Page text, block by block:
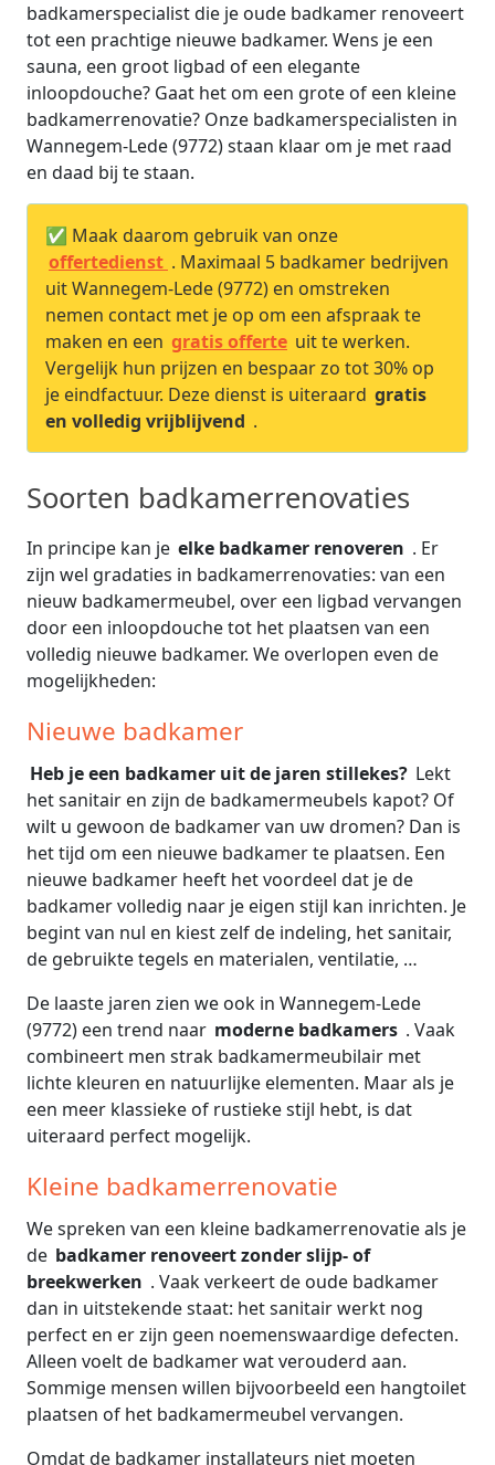
badkamerspecialist die je oude badkamer renoveert
tot een prachtige nieuwe badkamer. Wens je een
sauna, een groot ligbad of een elegante
inloopdouche? Gaat het om een grote of een kleine
badkamerrenovatie? Onze badkamerspecialisten in
Wannegem-Lede (9772) staan klaar om je met raad
en daad bij te staan.
✅ Maak daarom gebruik van onze
offertedienst . Maximaal 5 badkamer bedrijven
uit Wannegem-Lede (9772) en omstreken
nemen contact met je op om een afspraak te
maken en een gratis offerte uit te werken.
Vergelijk hun prijzen en bespaar zo tot 30% op
je eindfactuur. Deze dienst is uiteraard gratis
en volledig vrijblijvend .
Soorten badkamerrenovaties
In principe kan je elke badkamer renoveren . Er
zijn wel gradaties in badkamerrenovaties: van een
nieuw badkamermeubel, over een ligbad vervangen
door een inloopdouche tot het plaatsen van een
volledig nieuwe badkamer. We overlopen even de
mogelijkheden:
Nieuwe badkamer
Heb je een badkamer uit de jaren stillekes? Lekt
het sanitair en zijn de badkamermeubels kapot? Of
wilt u gewoon de badkamer van uw dromen? Dan is
het tijd om een nieuwe badkamer te plaatsen. Een
nieuwe badkamer heeft het voordeel dat je de
badkamer volledig naar je eigen stijl kan inrichten. Je
begint van nul en kiest zelf de indeling, het sanitair,
de gebruikte tegels en materialen, ventilatie, …
De laaste jaren zien we ook in Wannegem-Lede
(9772) een trend naar moderne badkamers . Vaak
combineert men strak badkamermeubilair met
lichte kleuren en natuurlijke elementen. Maar als je
een meer klassieke of rustieke stijl hebt, is dat
uiteraard perfect mogelijk.
Kleine badkamerrenovatie
We spreken van een kleine badkamerrenovatie als je
de badkamer renoveert zonder slijp- of
breekwerken . Vaak verkeert de oude badkamer
dan in uitstekende staat: het sanitair werkt nog
perfect en er zijn geen noemenswaardige defecten.
Alleen voelt de badkamer wat verouderd aan.
Sommige mensen willen bijvoorbeeld een hangtoilet
plaatsen of het badkamermeubel vervangen.
Omdat de badkamer installateurs niet moeten